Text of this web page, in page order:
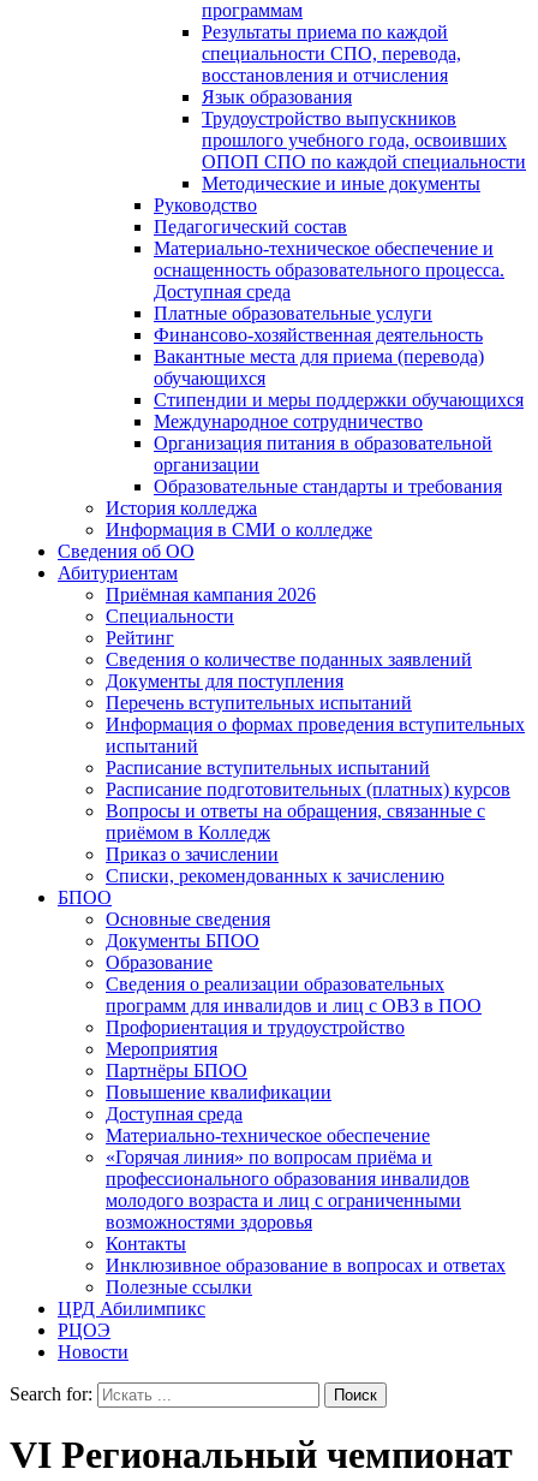
программам
Результаты приема по каждой
специальности СПО, перевода,
восстановления и отчисления
Язык образования
Трудоустройство выпускников
прошлого учебного года, освоивших
ОПОП СПО по каждой специальности
Методические и иные документы
Руководство
Педагогический состав
Материально-техническое обеспечение и
оснащенность образовательного процесса.
Доступная среда
Платные образовательные услуги
Финансово-хозяйственная деятельность
Вакантные места для приема (перевода)
обучающихся
Стипендии и меры поддержки обучающихся
Международное сотрудничество
Организация питания в образовательной
организации
Образовательные стандарты и требования
История колледжа
Информация в СМИ о колледже
Сведения об ОО
Абитуриентам
Приёмная кампания 2026
Специальности
Рейтинг
Сведения о количестве поданных заявлений
Документы для поступления
Перечень вступительных испытаний
Информация о формах проведения вступительных
испытаний
Расписание вступительных испытаний
Расписание подготовительных (платных) курсов
Вопросы и ответы на обращения, связанные с
приёмом в Колледж
Приказ о зачислении
Списки, рекомендованных к зачислению
БПОО
Основные сведения
Документы БПОО
Образование
Сведения о реализации образовательных
программ для инвалидов и лиц с ОВЗ в ПОО
Профориентация и трудоустройство
Мероприятия
Партнёры БПОО
Повышение квалификации
Доступная среда
Материально-техническое обеспечение
«Горячая линия» по вопросам приёма и
профессионального образования инвалидов
молодого возраста и лиц с ограниченными
возможностями здоровья
Контакты
Инклюзивное образование в вопросах и ответах
Полезные ссылки
ЦРД Абилимпикс
РЦОЭ
Новости
Search for:
VI Региональный чемпионат